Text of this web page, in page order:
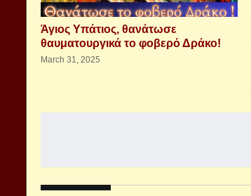
Άγιος Υπάτιος, θανάτωσε
θαυματουργικά το φοβερό Δράκο!
March 31, 2025